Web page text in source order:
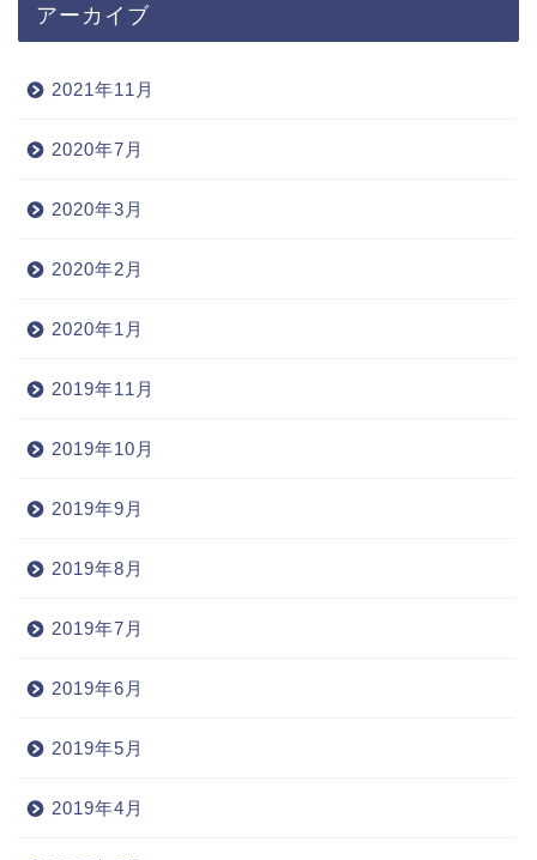
アーカイブ
2021年11月
2020年7月
2020年3月
2020年2月
2020年1月
2019年11月
2019年10月
2019年9月
2019年8月
2019年7月
2019年6月
2019年5月
2019年4月